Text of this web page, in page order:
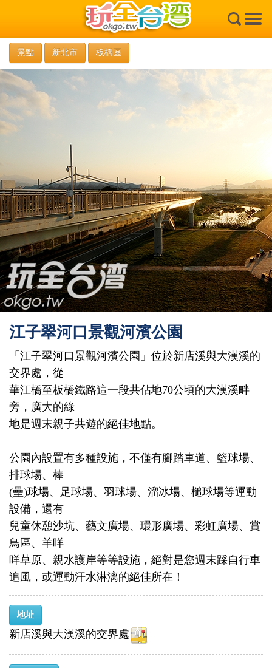
×
景點 新北市 板橋區
江子翠河口景觀河濱公園
「江子翠河口景觀河濱公園」位於新店溪與大漢溪的
交界處，從
華江橋至板橋鐵路這一段共佔地70公頃的大漢溪畔
旁，廣大的綠
地是週末親子共遊的絕佳地點。
公園內設置有多種設施，不僅有腳踏車道、籃球場、
排球場、棒
(壘)球場、足球場、羽球場、溜冰場、槌球場等運動
設備，還有
兒童休憩沙坑、藝文廣場、環形廣場、彩虹廣場、賞
鳥區、羊咩
咩草原、親水護岸等等設施，絕對是您週末踩自行車
追風，或運動汗水淋漓的絕佳所在！
地址
新店溪與大漢溪的交界處